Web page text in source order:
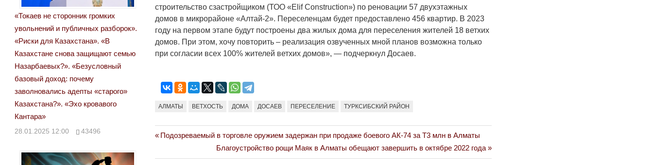
строительство сзастройщиком (ТОО «Elif Construction») по реновации 57 двухэтажных
домов в микрорайоне «Алтай-2». Переселенцам будет предоставлено 456 квартир. В 2023
году на первом этапе будут построены два жилых дома для переселения жителей 18 ветхих
домов. При этом, хочу повторить – реализация озвученных мной планов возможна только
при согласии всех 100% жителей ветхих домов», — подчеркнул Досаев.
АЛМАТЫ ВЕТХОСТЬ ДОМА ДОСАЕВ ПЕРЕСЕЛЕНИЕ ТУРКСИБСКИЙ РАЙОН
Навигация
по
Previous
Подозреваемый в торговле оружием задержан при продаже боевого АК-74 за Т3 млн в Алматы
Next
Post:
Благоустройство рощи Маяк в Алматы обещают завершить в октябре 2022 года
«Токаев не сторонник громких
увольнений и публичных разборок».
«Риски для Казахстана». «В
Казахстане снова защищают семью
Назарбаевых?». «Безусловный
базовый доход: почему
заволновались адепты «старого»
Казахстана?». «Эхо кровавого
Кантара»
28.01.2025 12:00 43496